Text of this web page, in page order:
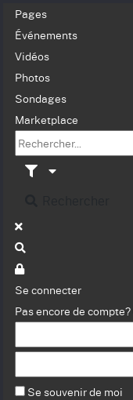
Pages
Événements
Vidéos
Photos
Sondages
Marketplace
Se connecter
Pas encore de compte?
Se souvenir de moi